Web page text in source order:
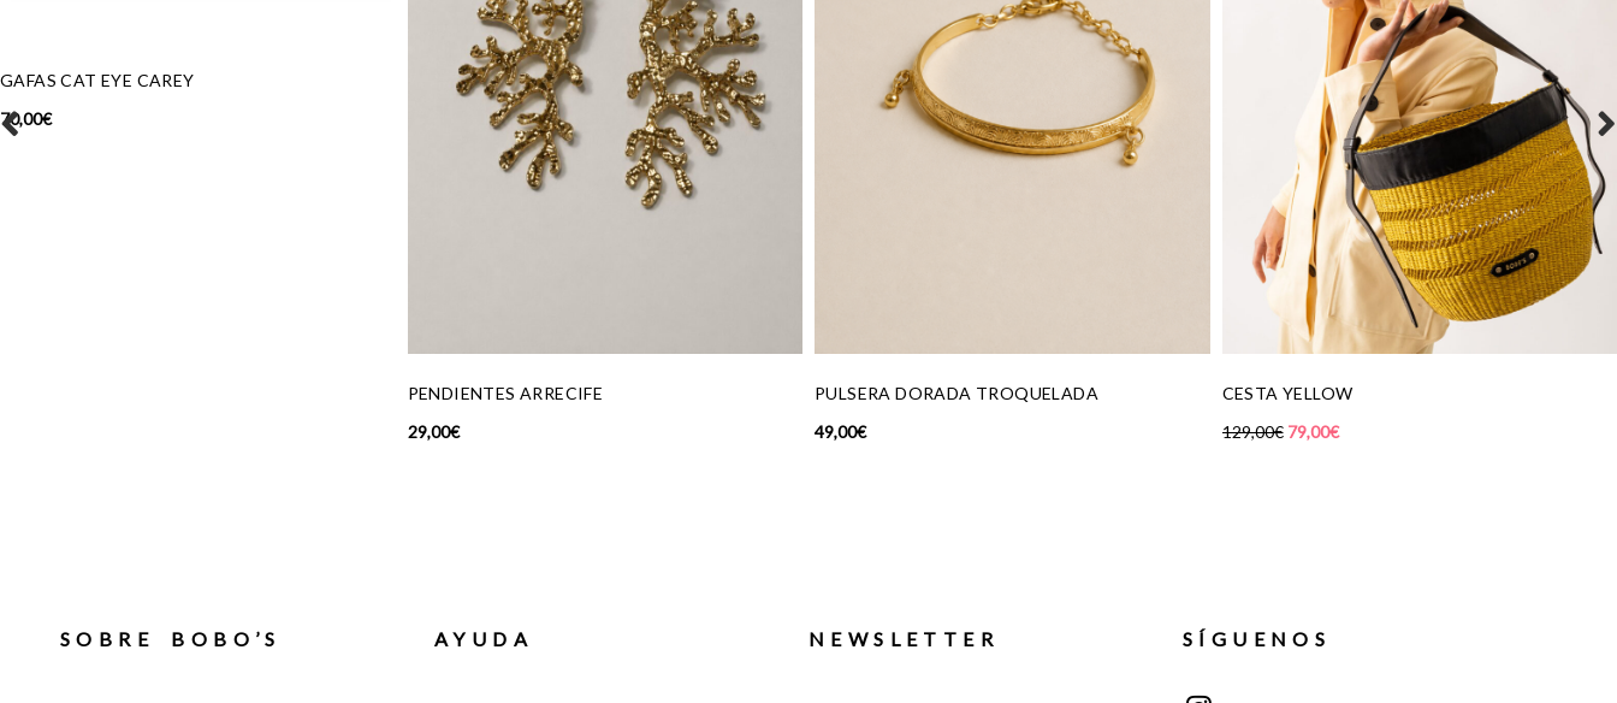
PULSERA DORADA TROQUELADA
CESTA YELLOW
SNEAKERS RETRO ORANGE
139,00
SOBRE BOBO’S AYUDA NEWSLETTER SÍGUENOS